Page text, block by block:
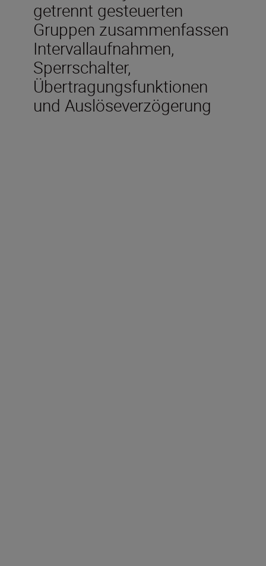
getrennt gesteuerten
Gruppen zusammenfassen
Intervallaufnahmen,
Sperrschalter,
Übertragungsfunktionen
und Auslöseverzögerung